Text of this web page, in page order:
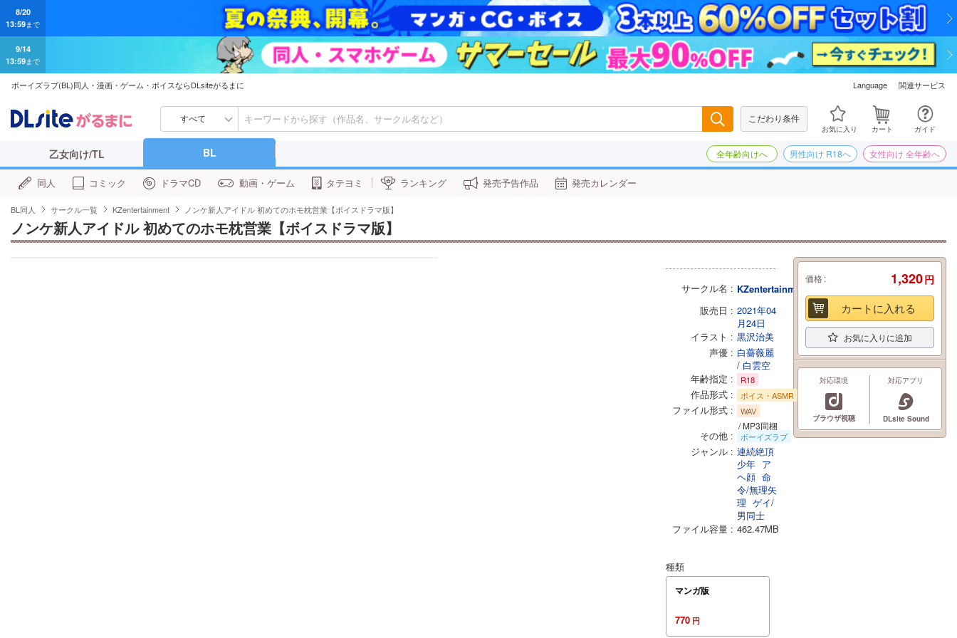
9/14
ボーイズラブ(BL)同人・漫画・ゲーム・ボイスならDLsiteがるまに Language 関連サービス
すべて こだわり条件
お気に入り カート ガイド
乙女向け/TL BL 全年齢向けへ 男性向け R18へ 女性向け 全年齢へ
同人 コミック ドラマCD 動画・ゲーム タテヨミ ランキング 発売予告作品 発売カレンダー
BL同人 サークル一覧 KZentertainment ノンケ新人アイドル 初めてのホモ枕営業【ボイスドラマ版】
ノンケ新人アイドル 初めてのホモ枕営業【ボイスドラマ版】
サークル名
KZentertainment
販売日
2021年04
月24日
イラスト
黒沢治美
声優
白薔薇麗
/ 白雲空
年齢指定
R18
作品形式 ボイス・ASMR
ファイル形式 WAV
/ MP3同梱
その他 ボーイズラブ
ジャンル
連続絶頂
少年 ア
ヘ顔 命
令/無理矢
理 ゲイ/
男同士
ファイル容量
462.47MB
種類
マンガ版
770 円
価格 1,320円
カートに入れる
お気に入りに追加
対応環境
ブラウザ視聴
対応アプリ
DLsite Sound